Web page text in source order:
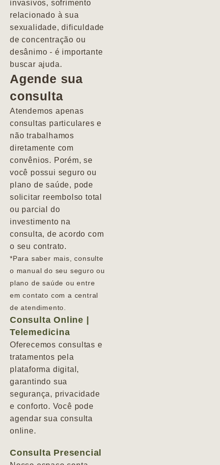
invasivos, sofrimento
relacionado à sua
sexualidade, dificuldade
de concentração ou
desânimo - é importante
buscar ajuda.
Agende sua
consulta
Atendemos apenas
consultas particulares e
não trabalhamos
diretamente com
convênios. Porém, se
você possui seguro ou
plano de saúde, pode
solicitar reembolso total
ou parcial do
investimento na
consulta, de acordo com
o seu contrato.
*Para saber mais, consulte
o manual do seu seguro ou
plano de saúde ou entre
em contato com a central
de atendimento.
Consulta Online |
Telemedicina
Oferecemos consultas e
tratamentos pela
plataforma digital,
garantindo sua
segurança, privacidade
e conforto. Você pode
agendar sua consulta
online.
Consulta Presencial